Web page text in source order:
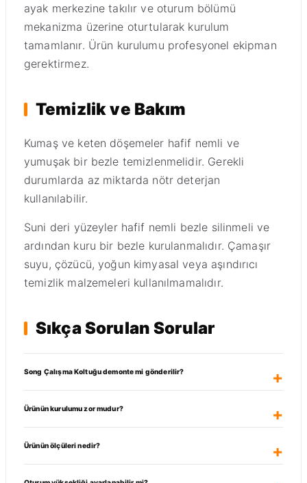
ayak merkezine takılır ve oturum bölümü
mekanizma üzerine oturtularak kurulum
tamamlanır. Ürün kurulumu profesyonel ekipman
gerektirmez.
Temizlik ve Bakım
Kumaş ve keten döşemeler hafif nemli ve
yumuşak bir bezle temizlenmelidir. Gerekli
durumlarda az miktarda nötr deterjan
kullanılabilir.
Suni deri yüzeyler hafif nemli bezle silinmeli ve
ardından kuru bir bezle kurulanmalıdır. Çamaşır
suyu, çözücü, yoğun kimyasal veya aşındırıcı
temizlik malzemeleri kullanılmamalıdır.
Sıkça Sorulan Sorular
Song Çalışma Koltuğu demonte mi gönderilir?
Ürünün kurulumu zor mudur?
Ürünün ölçüleri nedir?